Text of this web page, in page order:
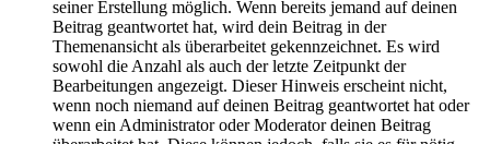
seiner Erstellung möglich. Wenn bereits jemand auf deinen
Beitrag geantwortet hat, wird dein Beitrag in der
Themenansicht als überarbeitet gekennzeichnet. Es wird
sowohl die Anzahl als auch der letzte Zeitpunkt der
Bearbeitungen angezeigt. Dieser Hinweis erscheint nicht,
wenn noch niemand auf deinen Beitrag geantwortet hat oder
wenn ein Administrator oder Moderator deinen Beitrag